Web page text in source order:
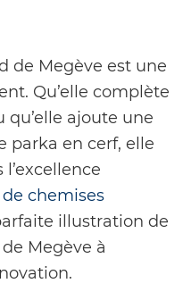
de Megève est une
Qu’elle complète
ajoute une
parka en cerf, elle
chemises
illustration de
de Megève à